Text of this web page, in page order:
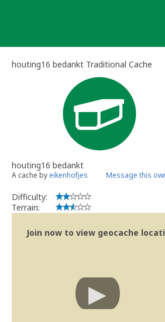
houting16 bedankt Traditional Cache
houting16 bedankt
A cache by eikenhofjes Message this
Difficulty:
Terrain:
Join now to view geocache